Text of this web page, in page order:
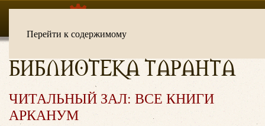
Перейти к содержимому
БИБЛИОТЕКА ТАРАНТА
ЧИТАЛЬНЫЙ ЗАЛ: ВСЕ КНИГИ
АРКАНУМ